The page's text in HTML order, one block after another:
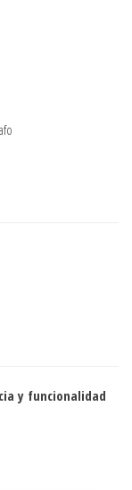
y funcionalidad